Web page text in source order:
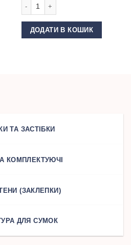
ДОДАТИ В КОШИК
ТА ЗАСТІБКИ
КОМПЛЕКТУЮЧІ
(ЗАКЛЕПКИ)
ДЛЯ СУМОК